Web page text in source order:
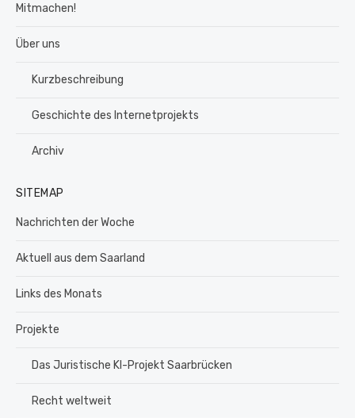
Mitmachen!
Über uns
Kurzbeschreibung
Geschichte des Internetprojekts
Archiv
SITEMAP
Nachrichten der Woche
Aktuell aus dem Saarland
Links des Monats
Projekte
Das Juristische KI-Projekt Saarbrücken
Recht weltweit